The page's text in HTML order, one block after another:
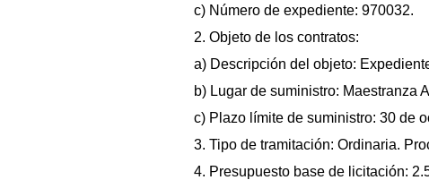
c) Número de expediente: 970032.
2. Objeto de los contratos:
a) Descripción del objeto:
b) Lugar de suministro: Maestranza
c) Plazo límite de suministro: 30 de
3. Tipo de tramitación: Ordinaria.
4. Presupuesto base de licitación: